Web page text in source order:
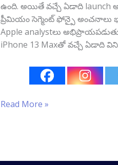
ఉంది. అయితే వచ్చే ఏడాది launch
ప్రీమియం సెగ్మెంట్ ఫోన్పై
Apple analystలు
iPhone 13 Maxతో వచ్చే ఏడాది
Read More »